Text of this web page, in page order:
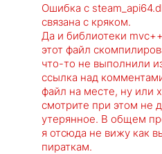
Ошибка с
связана с кряком.
Да и библиотеки
этот файл
что-то не выполнили
ссылка над
файл на месте, ну или
смотрите при этом не
утерянное. В общем
я отсюда не вижу как
пираткам.